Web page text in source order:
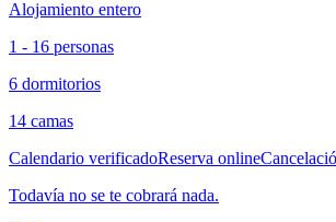
Alojamiento entero
1 - 16 personas
6 dormitorios
14 camas
Calendario verificadoReserva online
Todavía no se te cobrará nada.